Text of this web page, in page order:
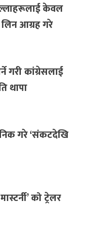
केवल
लिन आग्रह गरे
गरी कांग्रेसलाई
थापा
गरे ‘संकटदेखि
को ट्रेलर